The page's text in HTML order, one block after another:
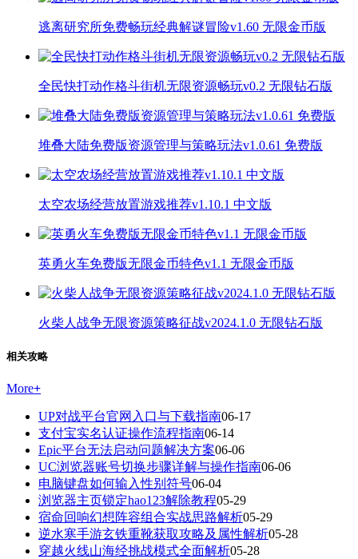
逃离研究所免费畅玩经典解谜冒险v1.60 无限金币版
全民快打动作格斗街机无限资源畅玩v0.2 无限钻石版
堆叠大陆免费版资源管理与策略玩法v1.0.61 免费版
太空农场经营放置游戏推荐v1.10.1 中文版
英勇火车免费版无限金币特色v1.1 无限金币版
火柴人战争无限资源策略征战v2024.1.0 无限钻石版
相关攻略
More+
UP对战平台官网入口与下载指南06-17
支付宝实名认证操作流程指南06-14
Epic平台无法启动问题解决方案06-06
UC浏览器账号切换步骤详解与操作指南06-06
电脑键盘如何输入性别符号06-04
浏览器主页锁定hao123解除教程05-29
宿命回响幻想阵容组合实战思路解析05-29
逆水寒手游玄铁重靴获取攻略及属性解析05-28
穿越火线山海经挑战模式全面解析05-28